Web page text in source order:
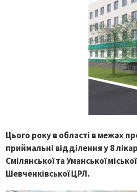
Цього року в області в межах
приймальні відділення у 8
Смілянської та Уманської
Шевченківської ЦРЛ.